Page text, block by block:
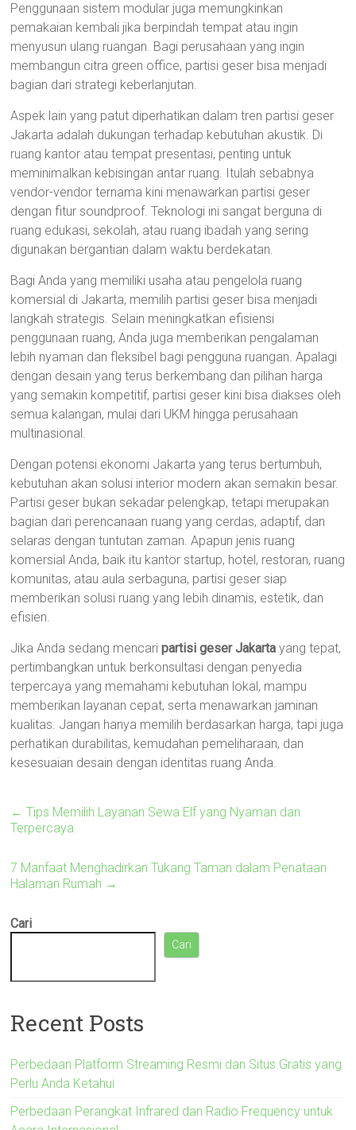
Penggunaan sistem modular juga memungkinkan
pemakaian kembali jika berpindah tempat atau ingin
menyusun ulang ruangan. Bagi perusahaan yang ingin
membangun citra green office, partisi geser bisa menjadi
bagian dari strategi keberlanjutan.
Aspek lain yang patut diperhatikan dalam tren partisi geser
Jakarta adalah dukungan terhadap kebutuhan akustik. Di
ruang kantor atau tempat presentasi, penting untuk
meminimalkan kebisingan antar ruang. Itulah sebabnya
vendor-vendor ternama kini menawarkan partisi geser
dengan fitur soundproof. Teknologi ini sangat berguna di
ruang edukasi, sekolah, atau ruang ibadah yang sering
digunakan bergantian dalam waktu berdekatan.
Bagi Anda yang memiliki usaha atau pengelola ruang
komersial di Jakarta, memilih partisi geser bisa menjadi
langkah strategis. Selain meningkatkan efisiensi
penggunaan ruang, Anda juga memberikan pengalaman
lebih nyaman dan fleksibel bagi pengguna ruangan. Apalagi
dengan desain yang terus berkembang dan pilihan harga
yang semakin kompetitif, partisi geser kini bisa diakses oleh
semua kalangan, mulai dari UKM hingga perusahaan
multinasional.
Dengan potensi ekonomi Jakarta yang terus bertumbuh,
kebutuhan akan solusi interior modern akan semakin besar.
Partisi geser bukan sekadar pelengkap, tetapi merupakan
bagian dari perencanaan ruang yang cerdas, adaptif, dan
selaras dengan tuntutan zaman. Apapun jenis ruang
komersial Anda, baik itu kantor startup, hotel, restoran, ruang
komunitas, atau aula serbaguna, partisi geser siap
memberikan solusi ruang yang lebih dinamis, estetik, dan
efisien.
Jika Anda sedang mencaripartisi geser Jakarta yang tepat,
pertimbangkan untuk berkonsultasi dengan penyedia
terpercaya yang memahami kebutuhan lokal, mampu
memberikan layanan cepat, serta menawarkan jaminan
kualitas. Jangan hanya memilih berdasarkan harga, tapi juga
perhatikan durabilitas, kemudahan pemeliharaan, dan
kesesuaian desain dengan identitas ruang Anda.
← Tips Memilih Layanan Sewa Elf yang Nyaman dan
Terpercaya
7 Manfaat Menghadirkan Tukang Taman dalam Penataan
Halaman Rumah →
Cari
Cari
Recent Posts
Perbedaan Platform Streaming Resmi dan Situs Gratis yang
Perlu Anda Ketahui
Perbedaan Perangkat Infrared dan Radio Frequency untuk